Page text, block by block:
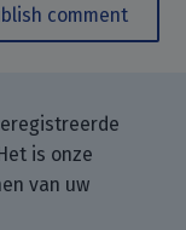
comment
is onze
van uw